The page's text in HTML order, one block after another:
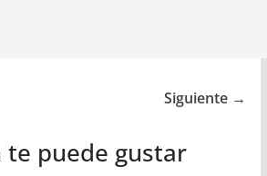
Siguiente →
te puede gustar